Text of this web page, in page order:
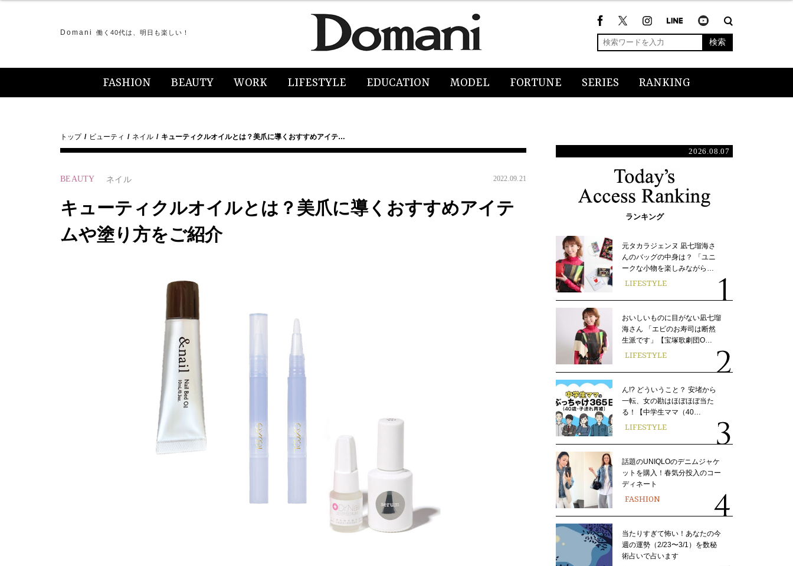
Domani 働く40代は、明日も楽しい！
検索
FASHION BEAUTY WORK LIFESTYLE EDUCATION MODEL FORTUNE SERIES RANKING
トップ ビューティ ネイル キューティクルオイルとは？美爪に導くおすすめアイテ…
BEAUTY ネイル 2022.09.21
キューティクルオイルとは？美爪に導くおすすめアイテ
ムや塗り方をご紹介
2026.08.07
ランキング
元タカラジェンヌ 凪七瑠海さ
んのバッグの中身は？ 「ユニ
ークな小物を楽しみながら…
LIFESTYLE
おいしいものに目がない凪七瑠
海さん 「エビのお寿司は断然
生派です」【宝塚歌劇団O…
LIFESTYLE
ん!? どういうこと？ 安堵から
一転、女の勘はほぼほぼ当た
る！【中学生ママ（40…
LIFESTYLE
話題のUNIQLOのデニムジャケ
ットを購入！春気分投入のコー
ディネート
FASHION
当たりすぎて怖い！あなたの今
週の運勢（2/23〜3/1）を数秘
術占いで占います